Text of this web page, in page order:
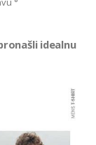
idealnu